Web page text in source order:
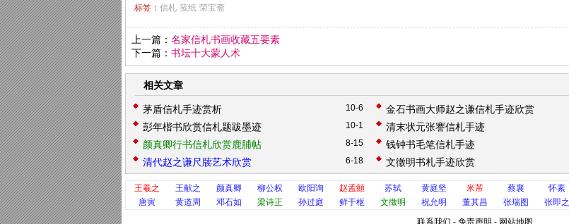
标签： 信札 笺纸 荣宝斋
上一篇： 名家信札书画收藏五要素
下一篇： 书坛十大蒙人术
相关文章
10-6
茅盾信札手迹赏析 金石书画大师赵之谦信札手迹欣赏
10-1
彭年楷书欣赏信札题跋墨迹 清末状元张謇信札手迹
8-15
颜真卿行书信札欣赏鹿脯帖 钱钟书毛笔信札手迹
6-18
清代赵之谦尺牍艺术欣赏 文徵明书札手迹欣赏
王羲之 王献之 颜真卿 柳公权 欧阳询 赵孟頫 苏轼 黄庭坚 米芾 蔡襄 怀素
唐寅
黄道周 邓石如 梁诗正 孙过庭 鲜于枢 文徵明 祝允明 董其昌 张瑞图 张即之
联系我们 - 免责声明 - 网站地图